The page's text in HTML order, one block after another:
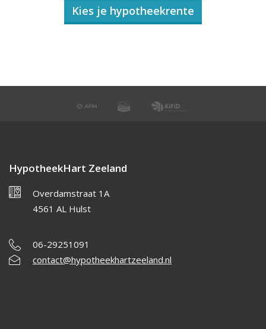
Kies je hypotheekrente
HypotheekHart Zeeland
Overdamstraat 1A
4561 AL Hulst
06-29251091
contact@hypotheekhartzeeland.nl